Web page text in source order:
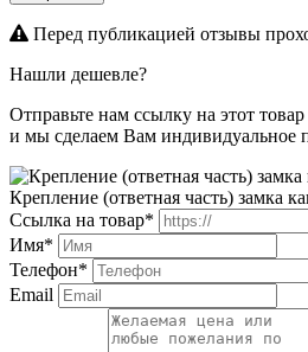
Перед публикацией отзывы
Нашли дешевле?
Отправьте нам ссылку на этот
и мы сделаем Вам индивидуальное
Крепление (ответная часть) замка
Ссылка на товар*
Имя*
Телефон*
Email